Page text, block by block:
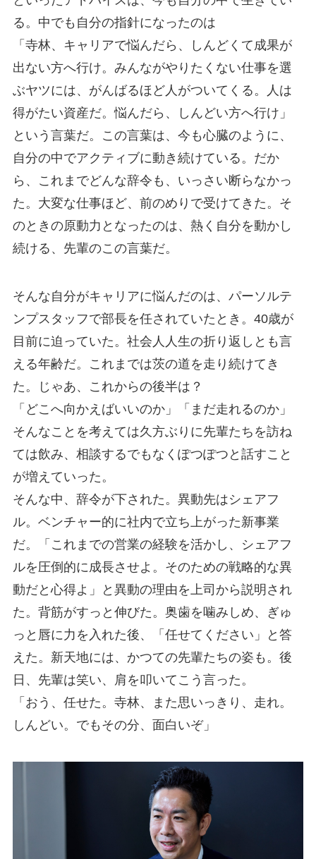
る。中でも自分の指針になったのは
「寺林、キャリアで悩んだら、しんどくて成果が
出ない方へ行け。みんながやりたくない仕事を選
ぶヤツには、がんばるほど人がついてくる。人は
得がたい資産だ。悩んだら、しんどい方へ行け」
という言葉だ。この言葉は、今も心臓のように、
自分の中でアクティブに動き続けている。だか
ら、これまでどんな辞令も、いっさい断らなかっ
た。大変な仕事ほど、前のめりで受けてきた。そ
のときの原動力となったのは、熱く自分を動かし
続ける、先輩のこの言葉だ。
そんな自分がキャリアに悩んだのは、パーソルテ
ンプスタッフで部長を任されていたとき。40歳が
目前に迫っていた。社会人人生の折り返しとも言
える年齢だ。これまでは茨の道を走り続けてき
た。じゃあ、これからの後半は？
「どこへ向かえばいいのか」「まだ走れるのか」
そんなことを考えては久方ぶりに先輩たちを訪ね
ては飲み、相談するでもなくぽつぽつと話すこと
が増えていった。
そんな中、辞令が下された。異動先はシェアフ
ル。ベンチャー的に社内で立ち上がった新事業
だ。「これまでの営業の経験を活かし、シェアフ
ルを圧倒的に成長させよ。そのための戦略的な異
動だと心得よ」と異動の理由を上司から説明され
た。背筋がすっと伸びた。奥歯を噛みしめ、ぎゅ
っと唇に力を入れた後、「任せてください」と答
えた。新天地には、かつての先輩たちの姿も。後
日、先輩は笑い、肩を叩いてこう言った。
「おう、任せた。寺林、また思いっきり、走れ。
しんどい。でもその分、面白いぞ」